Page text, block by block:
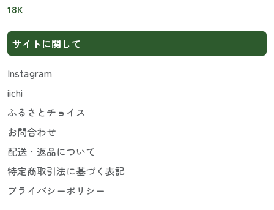
18K
サイトに関して
Instagram
iichi
ふるさとチョイス
お問合わせ
配送・返品について
特定商取引法に基づく表記
プライバシーポリシー